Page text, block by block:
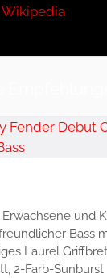
Wikipedia
und
Bass
Laurel
2-Farb-Sunburst